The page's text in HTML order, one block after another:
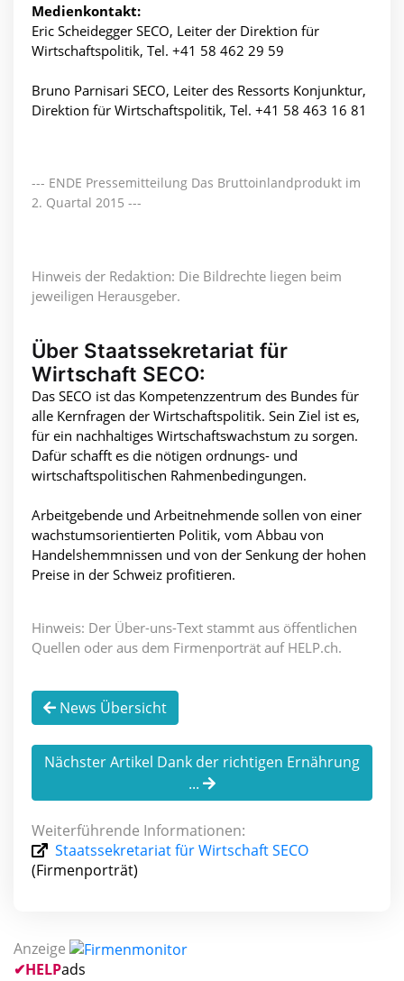
Medienkontakt:
Eric Scheidegger SECO, Leiter der Direktion für
Wirtschaftspolitik, Tel. +41 58 462 29 59
Bruno Parnisari SECO, Leiter des Ressorts Konjunktur,
Direktion für Wirtschaftspolitik, Tel. +41 58 463 16 81
--- ENDE Pressemitteilung Das Bruttoinlandprodukt im
2. Quartal 2015 ---
Hinweis der Redaktion: Die Bildrechte liegen beim
jeweiligen Herausgeber.
Über Staatssekretariat für
Wirtschaft SECO:
Das SECO ist das Kompetenzzentrum des Bundes für
alle Kernfragen der Wirtschaftspolitik. Sein Ziel ist es,
für ein nachhaltiges Wirtschaftswachstum zu sorgen.
Dafür schafft es die nötigen ordnungs- und
wirtschaftspolitischen Rahmenbedingungen.
Arbeitgebende und Arbeitnehmende sollen von einer
wachstumsorientierten Politik, vom Abbau von
Handelshemmnissen und von der Senkung der hohen
Preise in der Schweiz profitieren.
Hinweis: Der Über-uns-Text stammt aus öffentlichen
Quellen oder aus dem Firmenporträt auf HELP.ch.
News Übersicht
Nächster Artikel Dank der richtigen Ernährung
...
Weiterführende Informationen:
Staatssekretariat für Wirtschaft SECO
(Firmenporträt)
Anzeige
✔HELPads